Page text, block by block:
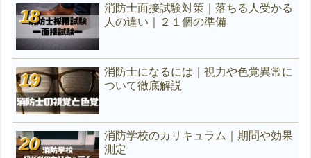
消防士面接試験対策｜落ちる人受かる
人の違い｜２１個の準備
消防士になるには｜視力や色覚異常に
ついて徹底解説
消防学校のカリキュラム｜期間や効果
測定